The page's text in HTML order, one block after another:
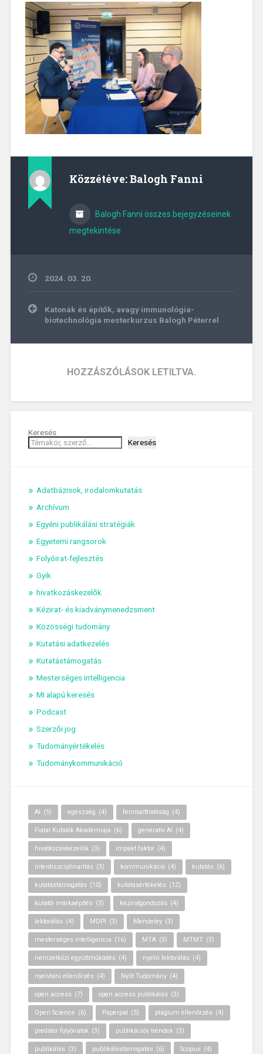
Közzétéve:Balogh Fanni
Balogh Fanni összes bejegyzéseinek
megtekintése
2024. 03. 20.
Bejegyzés
navigáció
Katonák és építők, avagy immunológia-
biotechnológia mesterkurzus Balogh Péterrel
HOZZÁSZÓLÁSOK LETILTVA.
Keresés
Keresés
Adatbázisok, irodalomkutatás
Archívum
Egyéni publikálási stratégiák
Egyetemi rangsorok
Folyóirat-fejlesztés
Gyik
hivatkozáskezelők
Kézirat- és kiadványmenedzsment
Közösségi tudomány
Kutatási adatkezelés
Kutatástámogatás
Mesterséges intelligencia
MI alapú keresés
Podcast
Szerzői jog
Tudományértékelés
Tudománykommunikáció
AI (5) egészség (4) fenntarthatóság (4)
Fiatal Kutatók Akadémiája (6) generatív AI (4)
hivatkozáskezelők (3) impakt faktor (4)
interdiszciplinaritás (3) kommunikáció (4) kutatás (6)
kutatástámogatás (10) kutatásértékelés (12)
kutatói márkaépítés (3) kéziratgondozás (4)
lektorálás (4) MDPI (3) Mendeley (3)
mesterséges intelligencia (16) MTA (3) MTMT (3)
nemzetközi együttműködés (4) nyelvi lektorálás (4)
nyelvtani ellenőrzés (4) Nyílt Tudomány (4)
open access (7) open access publikálás (3)
Open Science (6) Paperpal (5) plágium ellenőrzés (4)
predátor folyóiratok (3) publikációs trendek (3)
publikálás (3) publikálástámogatás (6) Scopus (4)